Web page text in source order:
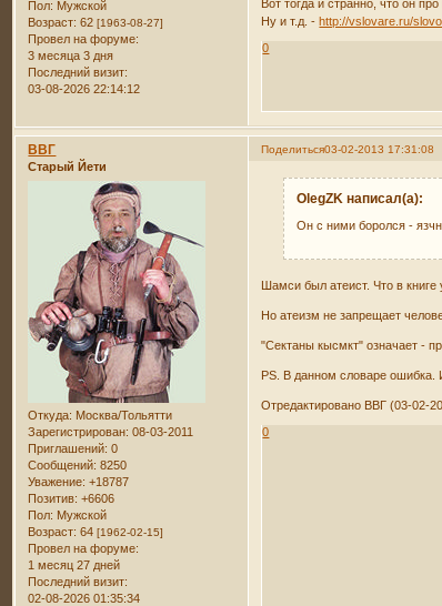
Пол: Мужской
Возраст: 62[1963-08-27]
Провел на форуме:
3 месяца 3 дня
Последний визит:
03-08-2026 22:14:12
Вот тогда и странно, что он
Ну и т.д. -http://vslovare.ru/
0
Поделиться03-02-2013 17:31:08
ВВГ
Старый Йети
Откуда: Москва/Тольятти
Зарегистрирован: 08-03-2011
Приглашений: 0
Сообщений: 8250
Уважение: +18787
Позитив: +6606
Пол: Мужской
Возраст: 64[1962-02-15]
Провел на форуме:
1 месяц 27 дней
Последний визит:
02-08-2026 01:35:34
OlegZK написал(а):
Он с ними боролся -
Шамси был атеист. Что в книге
Но атеизм не запрещает
"Сектаны кысмкт" означает -
PS. В данном словаре ошибка.
Отредактировано ВВГ (03-02-
0